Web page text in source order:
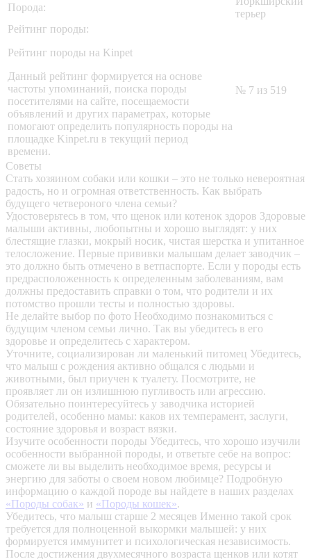
Порода:
терьер
Рейтинг породы:
Рейтинг породы на Kinpet
Данный рейтинг формируется на основе
частоты упоминаний, поиска породы
посетителями на сайте, посещаемости
объявлений и других параметрах, которые
помогают определить популярность породы на
площадке Kinpet.ru в текущий период
времени.
№ 7 из 519
Советы
Стать хозяином собаки или кошки – это не только невероятная
радость, но и огромная ответственность. Как выбрать
будущего четвероного члена семьи?
Удостоверьтесь в том, что щенок или котенок здоров Здоровые
малыши активны, любопытны и хорошо выглядят: у них
блестящие глазки, мокрый носик, чистая шерстка и упитанное
телосложение. Первые прививки малышам делает заводчик –
это должно быть отмечено в ветпаспорте. Если у породы есть
предрасположенность к определенным заболеваниям, вам
должны предоставить справки о том, что родители и их
потомство прошли тесты и полностью здоровы.
Не делайте выбор по фото Необходимо познакомиться с
будущим членом семьи лично. Так вы убедитесь в его
здоровье и определитесь с характером.
Уточните, социализирован ли маленький питомец Убедитесь,
что малыш с рождения активно общался с людьми и
животными, был приучен к туалету. Посмотрите, не
проявляет ли он излишнюю пугливость или агрессию.
Обязательно поинтересуйтесь у заводчика историей
родителей, особенно мамы: каков их темперамент, заслуги,
состояние здоровья и возраст вязки.
Изучите особенности породы Убедитесь, что хорошо изучили
особенности выбранной породы, и ответьте себе на вопрос:
сможете ли вы выделить необходимое время, ресурсы и
энергию для заботы о своем новом любимце? Подробную
информацию о каждой породе вы найдете в наших разделах
«Породы собак» и «Породы кошек».
Убедитесь, что малыш старше 2 месяцев Именно такой срок
требуется для полноценной выкормки малышей: у них
формируется иммунитет и психологическая независимость.
После достижения двухмесячного возраста щенков или котят